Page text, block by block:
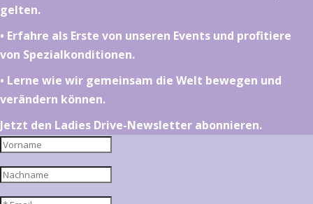
gelten.
•⁠ ⁠⁠Erfahre als Erste von unseren Events und profitiere
von Spezialkonditionen.
•⁠ ⁠⁠Lerne wie wir gemeinsam die Welt bewegen und
verändern können.
Jetzt den Ladies Drive-Newsletter abonnieren.